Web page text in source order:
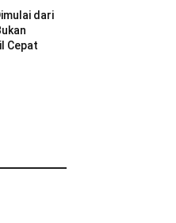
dari
Cepat